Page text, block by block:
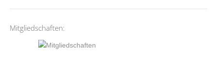
Mitgliedschaften: